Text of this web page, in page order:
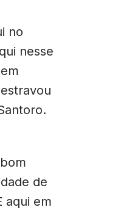
no
nesse
de
aqui em